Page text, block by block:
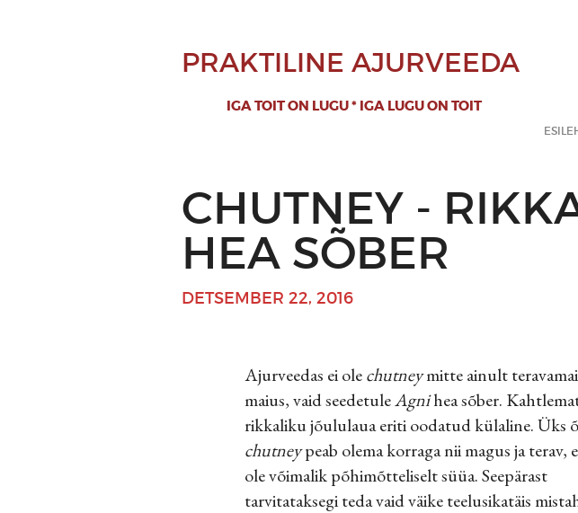
PRAKTILINE AJURVEEDA
IGA TOIT ON LUGU * IGA LUGU ON TOIT
CHUTNEY -
HEA SÕBER
DETSEMBER 22, 2016
Ajurveedas ei olechutneymitte ainult
maius, vaid seedetuleAgnihea sõber.
rikkaliku jõululaua eriti oodatud külaline. Üks
chutneypeab olema korraga nii magus ja terav,
ole võimalik põhimõtteliselt süüa. Seepärast
tarvitataksegi teda vaid väike teelusikatäis